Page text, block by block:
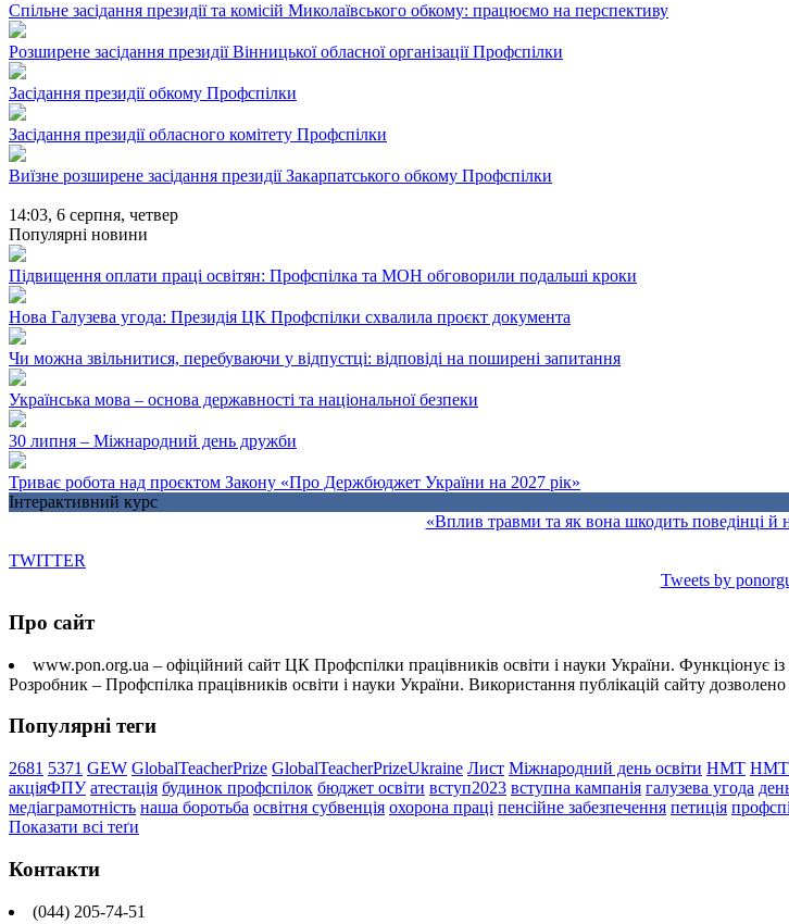
Спільне засідання президії та комісій Миколаївського обкому: працюємо на перспективу
Розширене засідання президії Вінницької обласної організації Профспілки
Засідання президії обкому Профспілки
Засідання президії обласного комітету Профспілки
Виїзне розширене засідання президії Закарпатського обкому Профспілки
14:03, 6 серпня, четвер
Популярні новини
Підвищення оплати праці освітян: Профспілка та МОН обговорили подальші кроки
Нова Галузева угода: Президія ЦК Профспілки схвалила проєкт документа
Чи можна звільнитися, перебуваючи у відпустці: відповіді на поширені запитання
Українська мова – основа державності та національної безпеки
30 липня – Міжнародний день дружби
Триває робота над проєктом Закону «Про Держбюджет України на 2027 рік»
Інтерактивний курс
«Вплив травми та як вона шкодить поведінці
TWITTER
Tweets by
Про сайт
www.pon.org.ua – офіційний сайт ЦК Профспілки працівників освіти і науки України. Функціонує із
Розробник – Профспілка працівників освіти і науки України. Використання публікацій сайту
Популярні теги
2681 5371 GEW GlobalTeacherPrize GlobalTeacherPrizeUkraine Лист Міжнародний день освіти НМТ
акціяФПУ атестація будинок профспілок бюджет освіти вступ2023 вступна кампанія галузева угода
медіаграмотність наша боротьба освітня субвенція охорона праці пенсійне забезпечення петиція
Показати всі теґи
Контакти
(044) 205-74-51